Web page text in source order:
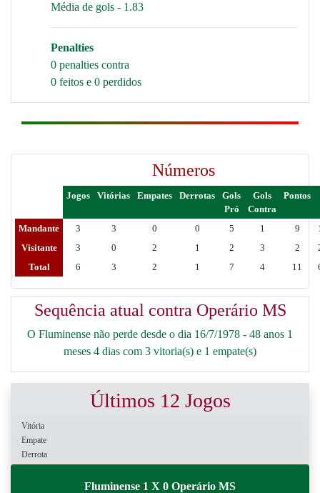
Média de gols - 1.83
Penalties
0 penalties contra
0 feitos e 0 perdidos
Números
Jogos Vitórias Empates Derrotas
Gols
Pró
Gols
Contra
Pontos
Mandante 3 3 0 0 5 1 9
Visitante
3 0 2 1 2 3 2
Total
6 3 2 1 7 4 11
Sequência atual contra Operário MS
O Fluminense não perde desde o dia 16/7/1978 - 48 anos 1
meses 4 dias com 3 vitoria(s) e 1 empate(s)
Últimos 12 Jogos
Vitória
Empate
Derrota
Fluminense 1 X 0 Operário MS